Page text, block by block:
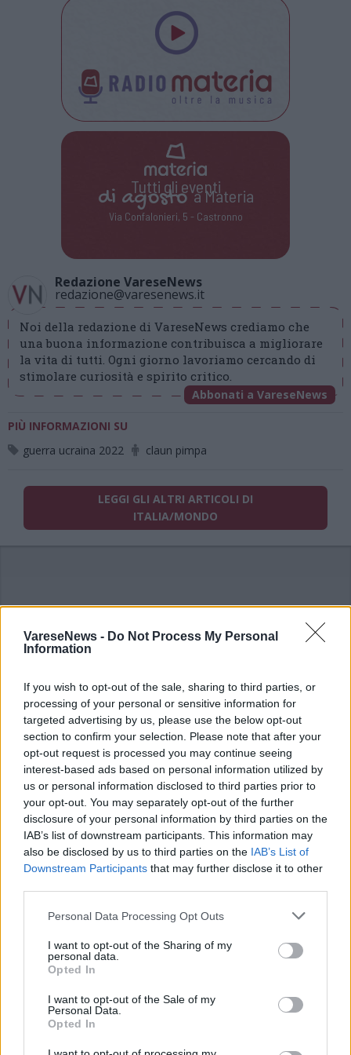
VareseNews - Do Not Process My Personal
Information
If you wish to opt-out of the sale, sharing to third parties, or
processing of your personal or sensitive information for
targeted advertising by us, please use the below opt-out
section to confirm your selection. Please note that after your
opt-out request is processed you may continue seeing
interest-based ads based on personal information utilized by
us or personal information disclosed to third parties prior to
your opt-out. You may separately opt-out of the further
disclosure of your personal information by third parties on the
IAB’s list of downstream participants. This information may
also be disclosed by us to third parties on the IAB’s List of
Downstream Participants that may further disclose it to other
Personal Data Processing Opt Outs
I want to opt-out of the Sharing of my
personal data.
Opted In
I want to opt-out of the Sale of my
Personal Data.
Opted In
Tutti gli eventi
di agostoa Materia
Via Confalonieri, 5 - Castronno
Redazione VareseNews
redazione@varesenews.it
Noi della redazione di VareseNews crediamo che
una buona informazione contribuisca a migliorare
la vita di tutti. Ogni giorno lavoriamo cercando di
stimolare curiosità e spirito critico.
Abbonati a VareseNews
PIÙ INFORMAZIONI SU
guerra ucraina 2022
claun pimpa
LEGGI GLI ALTRI ARTICOLI DI
ITALIA/MONDO
ADV
Commenti